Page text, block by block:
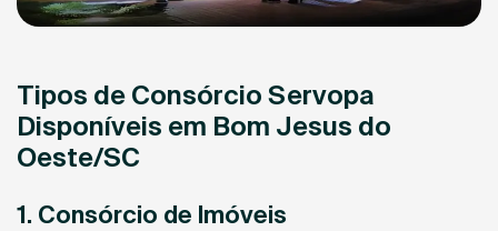
Tipos de Consórcio Servopa
Disponíveis em Bom Jesus do
Oeste/SC
1. Consórcio de Imóveis